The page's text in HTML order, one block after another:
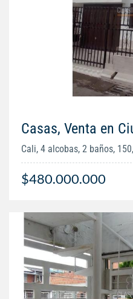
Casas, Venta en
Cali, 4 alcobas, 2 baños,
$480.000.000